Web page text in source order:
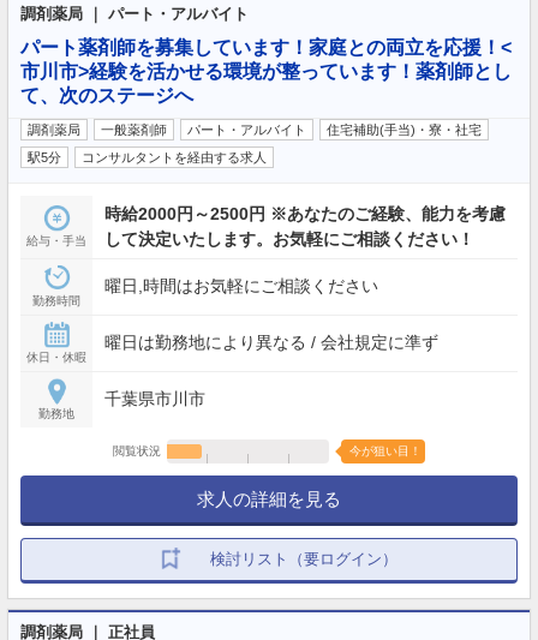
調剤薬局 ｜ パート・アルバイト
パート薬剤師を募集しています！家庭との両立を応援！<
市川市>経験を活かせる環境が整っています！薬剤師とし
て、次のステージへ
調剤薬局 一般薬剤師 パート・アルバイト
住宅補助(手当)・寮・社宅
駅5分
コンサルタントを経由する求人
給与・手当
時給2000円～2500円 ※あなたのご経験、能力を考慮
して決定いたします。お気軽にご相談ください！
勤務時間
曜日,時間はお気軽にご相談ください
休日・休暇
曜日は勤務地により異なる / 会社規定に準ず
勤務地
千葉県市川市
閲覧状況 今が狙い目！
求人の詳細を見る
検討リスト（要ログイン）
調剤薬局 ｜ 正社員